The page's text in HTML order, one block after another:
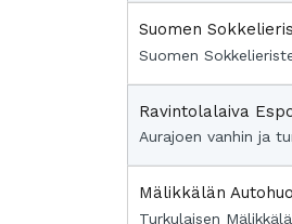
Suomen
Suomen
Ravintolalaiva
Aurajoen vanhin ja
Mälikkälän
Turkulaisen